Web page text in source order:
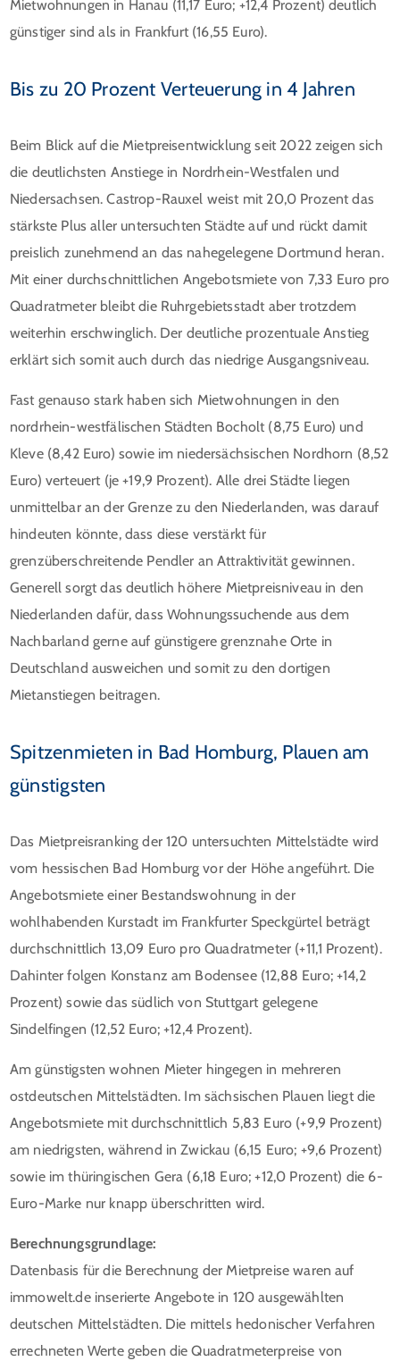
Mietwohnungen in Hanau (11,17 Euro; +12,4 Prozent) deutlich
günstiger sind als in Frankfurt (16,55 Euro).
Bis zu 20 Prozent Verteuerung in 4 Jahren
Beim Blick auf die Mietpreisentwicklung seit 2022 zeigen sich
die deutlichsten Anstiege in Nordrhein-Westfalen und
Niedersachsen. Castrop-Rauxel weist mit 20,0 Prozent das
stärkste Plus aller untersuchten Städte auf und rückt damit
preislich zunehmend an das nahegelegene Dortmund heran.
Mit einer durchschnittlichen Angebotsmiete von 7,33 Euro pro
Quadratmeter bleibt die Ruhrgebietsstadt aber trotzdem
weiterhin erschwinglich. Der deutliche prozentuale Anstieg
erklärt sich somit auch durch das niedrige Ausgangsniveau.
Fast genauso stark haben sich Mietwohnungen in den
nordrhein-westfälischen Städten Bocholt (8,75 Euro) und
Kleve (8,42 Euro) sowie im niedersächsischen Nordhorn (8,52
Euro) verteuert (je +19,9 Prozent). Alle drei Städte liegen
unmittelbar an der Grenze zu den Niederlanden, was darauf
hindeuten könnte, dass diese verstärkt für
grenzüberschreitende Pendler an Attraktivität gewinnen.
Generell sorgt das deutlich höhere Mietpreisniveau in den
Niederlanden dafür, dass Wohnungssuchende aus dem
Nachbarland gerne auf günstigere grenznahe Orte in
Deutschland ausweichen und somit zu den dortigen
Mietanstiegen beitragen.
Spitzenmieten in Bad Homburg, Plauen am
günstigsten
Das Mietpreisranking der 120 untersuchten Mittelstädte wird
vom hessischen Bad Homburg vor der Höhe angeführt. Die
Angebotsmiete einer Bestandswohnung in der
wohlhabenden Kurstadt im Frankfurter Speckgürtel beträgt
durchschnittlich 13,09 Euro pro Quadratmeter (+11,1 Prozent).
Dahinter folgen Konstanz am Bodensee (12,88 Euro; +14,2
Prozent) sowie das südlich von Stuttgart gelegene
Sindelfingen (12,52 Euro; +12,4 Prozent).
Am günstigsten wohnen Mieter hingegen in mehreren
ostdeutschen Mittelstädten. Im sächsischen Plauen liegt die
Angebotsmiete mit durchschnittlich 5,83 Euro (+9,9 Prozent)
am niedrigsten, während in Zwickau (6,15 Euro; +9,6 Prozent)
sowie im thüringischen Gera (6,18 Euro; +12,0 Prozent) die 6-
Euro-Marke nur knapp überschritten wird.
Berechnungsgrundlage:
Datenbasis für die Berechnung der Mietpreise waren auf
immowelt.de inserierte Angebote in 120 ausgewählten
deutschen Mittelstädten. Die mittels hedonischer Verfahren
errechneten Werte geben die Quadratmeterpreise von